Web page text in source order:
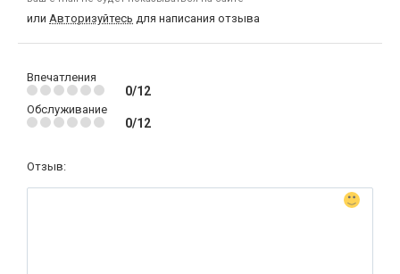
или Авторизуйтесь для написания отзыва
Впечатления
0/12
Обслуживание
0/12
Отзыв: